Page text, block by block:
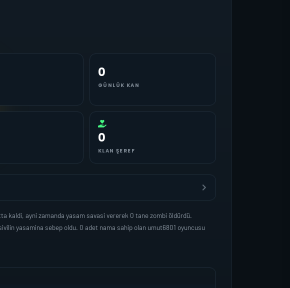
0
GÜNLÜK KAN
0
KLAN ŞEREF
kaldi, ayni zamanda yasam savasi vererek 0 tane zombi öldürdü.
yasamina sebep oldu. 0 adet nama sahip olan umut6801 oyuncusu